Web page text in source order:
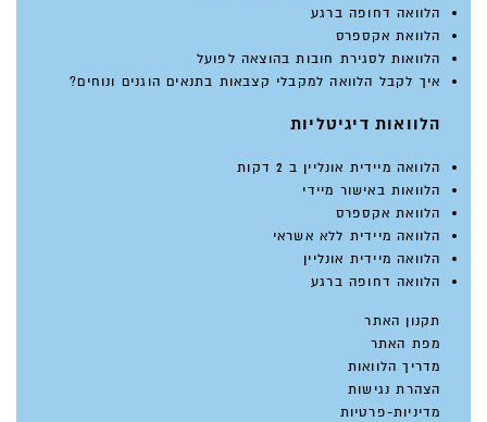
הלוואה דחופה ברגע
הלוואת אקספרס
הלוואות לסגירת חובות בהוצאה לפועל
איך לקבל הלוואה למקבלי קצבאות בתנאים הוגנים ונוחים?
הלוואות דיגיטליות
הלוואה מיידית אונליין ב 2 דקות
הלוואות באישור מיידי
הלוואת אקספרס
הלוואה מיידית ללא אשראי
הלוואה מיידית אונליין
הלוואה דחופה ברגע
תקנון האתר
מפת האתר
מדריך הלוואות
הצהרת נגישות
מדיניות-פרטיות